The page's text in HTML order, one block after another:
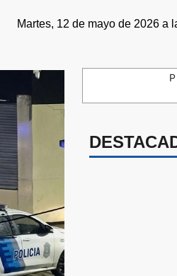
Martes, 12 de mayo de 2026 a